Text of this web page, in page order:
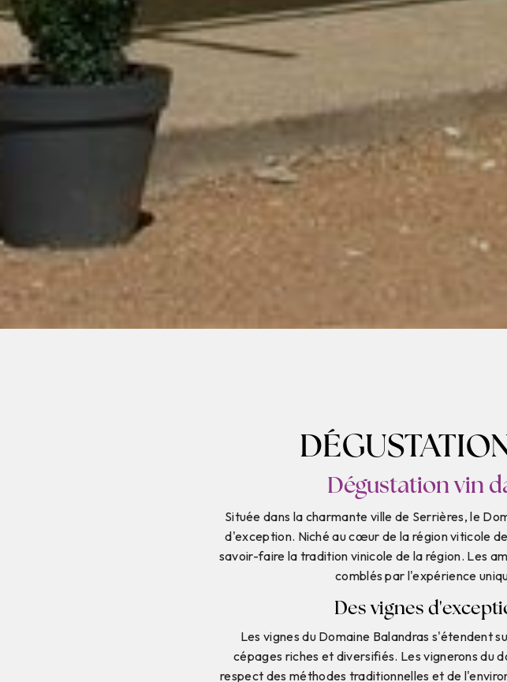
Dégustation vin
Située dans la charmante ville de Serrières, le
d'exception. Niché au cœur de la région viticole
savoir-faire la tradition vinicole de la région. Les
comblés par l'expérience
Des vignes
Les vignes du Domaine Balandras s'étendent
cépages riches et diversifiés. Les vignerons du
respect des méthodes traditionnelles et de